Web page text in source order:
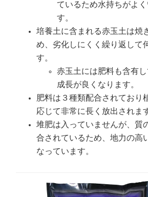
ているため水持ちがよ
す。
培養土に含まれる赤玉土は焼
め、劣化しにくく繰り返して
す。
赤玉土には肥料も含有
成長が良くなります。
肥料は３種類配合されており
応じて非常に長く放出されま
堆肥は入っていませんが、質
合されているため、地力の高
なっています。